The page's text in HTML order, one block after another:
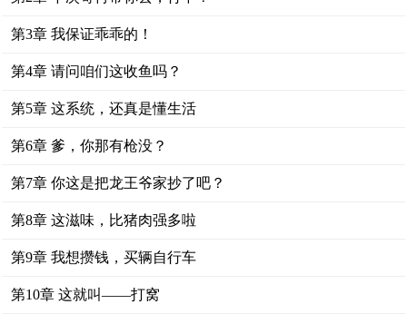
第3章 我保证乖乖的！
第4章 请问咱们这收鱼吗？
第5章 这系统，还真是懂生活
第6章 爹，你那有枪没？
第7章 你这是把龙王爷家抄了吧？
第8章 这滋味，比猪肉强多啦
第9章 我想攒钱，买辆自行车
第10章 这就叫——打窝